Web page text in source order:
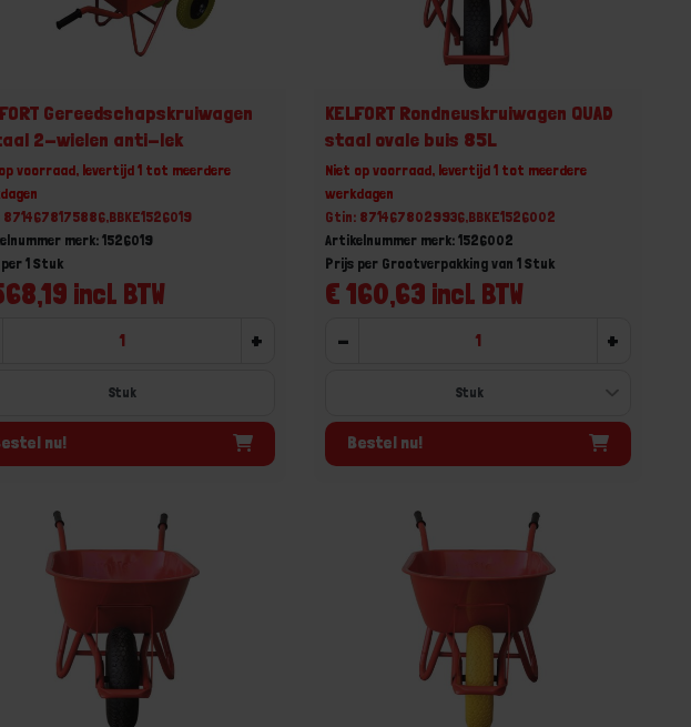
Gereedschapskruiwagen
2-wielen anti-lek
voorraad, levertijd 1 tot meerdere
merk: 1526019
incl. BTW
1 Stuk
+
Stuk
nu!
KELFORT Rondneuskruiwagen QUAD
staal ovale buis 85L
Niet op voorraad, levertijd 1 tot meerdere
werkdagen
Gtin: 8714678029936,BBKE1526002
Artikelnummer merk: 1526002
€ 160,63 incl. BTW
Prijs per Grootverpakking van 1 Stuk
- +
Bestel nu!